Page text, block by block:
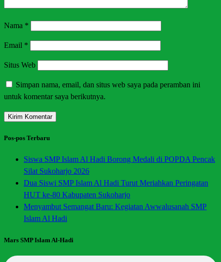
Nama *
Email *
Situs Web
Simpan nama, email, dan situs web saya pada peramban ini
untuk komentar saya berikutnya.
Pos-pos Terbaru
Siswa SMP Islam Al Hadi Borong Medali di POPDA Pencak
Silat Sukoharjo 2026
Dua Siswi SMP Islam Al Hadi Turut Meriahkan Peringatan
HUT ke-80 Kabupaten Sukoharjo
Menyambut Semangat Baru: Kegiatan Awwalusanah SMP
Islam Al Hadi
Mars SMP Islam Al-Hadi